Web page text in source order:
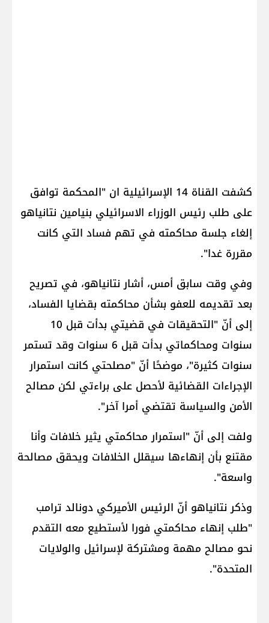
كشفت القناة 14 الإسرائيلية ان "المحكمة توافق
على طلب رئيس الوزراء الاسرائيلي بنيامين ​نتانياهو​
إلغاء جلسة محاكمته في تهم فساد التي كانت
مقررة غدا".
وفي وقت سابق أمس، أشار نتانياهو​، في تصريح
بعد تقديمه للعفو بشأن محاكمته بقضايا الفساد،
إلى أنّ "التحقيقات في قضيتي بدأت قبل 10
سنوات ومحاكماتي بدأت قبل 6 سنوات وقد تستمر
سنوات كثيرة"، موضحًا أنّ "مصلحتي كانت استمرار
الإجراءات القضائية لأحصل على براءتي لكن مصالح
الأمن والسياسة تقتضي أمرا آخر".
ولفت إلى أنّ "استمرار محاكمتي يثير خلافات وأنا
مقتنع بأن إنهاءها سيقلل الخلافات ويحقق مصالحة
واسعة".
وذكر نتانياهو أنّ الرئيس الأميركي ​دونالد ترامب​
"طلب إنهاء محاكمتي فورا لأستطيع معه التقدم
نحو مصالح مهمة ومشتركة لإسرائيل والولايات
المتحدة".